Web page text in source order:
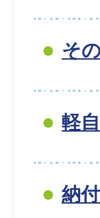
そ
軽
納付